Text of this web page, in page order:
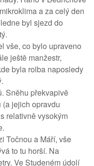
a za celý den
byl sjezd do
vše, co bylo upraveno
ještě manžestr,
byla rolba naposledy
Sněhu překvapivě
(a jejich opravdu
relativně vysokým
Točnou a Máří, vše
to tu horší. Na
Ve Studeném údolí